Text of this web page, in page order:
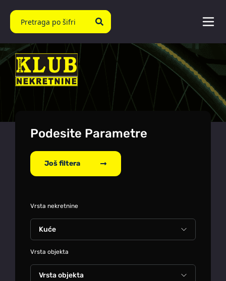
Podesite Parametre
Još filtera
Vrsta nekretnine
Vrsta objekta